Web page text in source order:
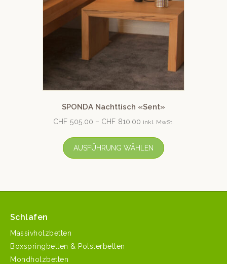
SPONDA Nachttisch «Sent»
CHF 505.00 – CHF 810.00 inkl. MwSt.
AUSFÜHRUNG WÄHLEN
Schlafen
Massivholzbetten
Boxspringbetten & Polsterbetten
Mondholzbetten